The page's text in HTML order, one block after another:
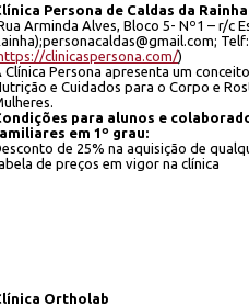
Persona de Caldas da Rainha
Arminda Alves, Bloco 5- Nº1 – r/c
clinicaspersona.com/)
Clínica Persona apresenta um
e Cuidados para o Corpo e
para alunos e
em 1º grau:
de 25% na aquisição de
de preços em vigor na clínica
Ortholab